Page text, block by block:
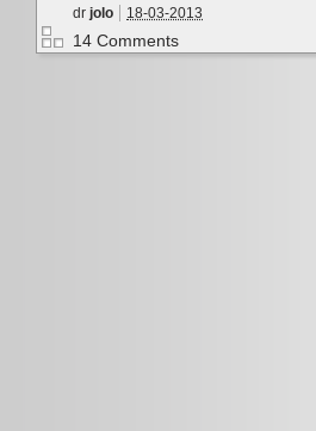
dr jolo 18-03-2013
14 Comments